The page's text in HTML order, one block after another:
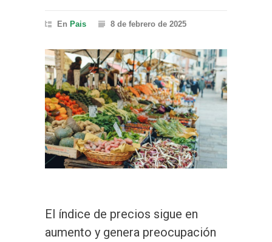
En Pais 8 de febrero de 2025
El índice de precios sigue en
aumento y genera preocupación